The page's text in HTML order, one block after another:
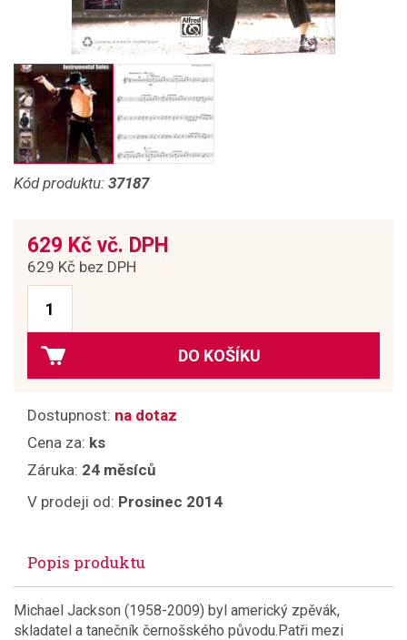
Kód produktu: 37187
629 Kč vč. DPH
629 Kč bez DPH
DO KOŠÍKU
Dostupnost: na dotaz
Cena za: ks
Záruka: 24 měsíců
V prodeji od: Prosinec 2014
Popis produktu
Michael Jackson (1958-2009) byl americký zpěvák,
skladatel a tanečník černošského původu.Patři mezi